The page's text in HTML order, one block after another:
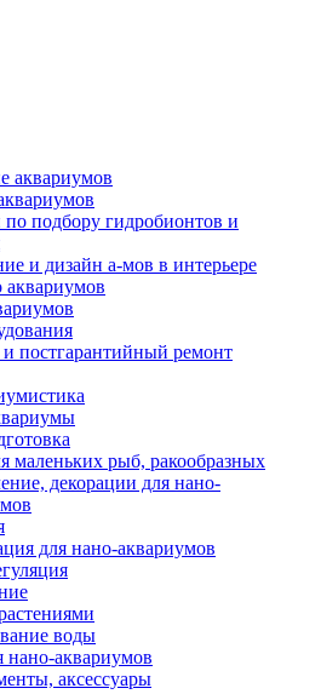
аквариумов
по подбору гидробионтов и
и дизайн а-мов в интерьере
аквариумов
постгарантийный ремонт
маленьких рыб, ракообразных
декорации для нано-
для нано-аквариумов
воды
аквариумов
аксессуары